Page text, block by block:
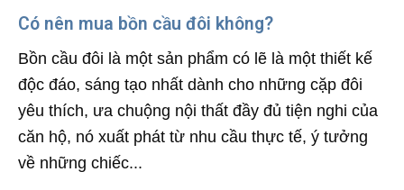
Có nên mua bồn cầu đôi không?
Bồn cầu đôi là một sản phẩm có lẽ là một thiết kế
độc đáo, sáng tạo nhất dành cho những cặp đôi
yêu thích, ưa chuộng nội thất đầy đủ tiện nghi của
căn hộ, nó xuất phát từ nhu cầu thực tế, ý tưởng
về những chiếc...